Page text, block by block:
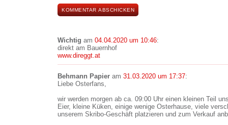
Wichtig am 04.04.2020 um 10:46:
direkt am Bauernhof
www.direggt.at
Behmann Papier am 31.03.2020 um 17:37:
Liebe Osterfans,
wir werden morgen ab ca. 09:00 Uhr einen kleinen Teil
Eier, kleine Küken, einige wenige Osterhause, viele
unserem Skribo-Geschäft platzieren und zum Verkauf